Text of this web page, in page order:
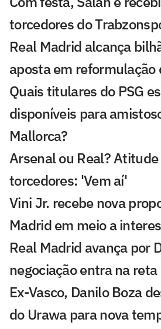
torcedores do
Real Madrid alcança
aposta em reformulação
Quais titulares do PSG
disponíveis para
Mallorca?
Arsenal ou Real?
torcedores: 'Vem aí'
Vini Jr. recebe nova
Madrid em meio a
Real Madrid avança por
negociação entra na
Ex-Vasco, Danilo Boza
do Urawa para nova